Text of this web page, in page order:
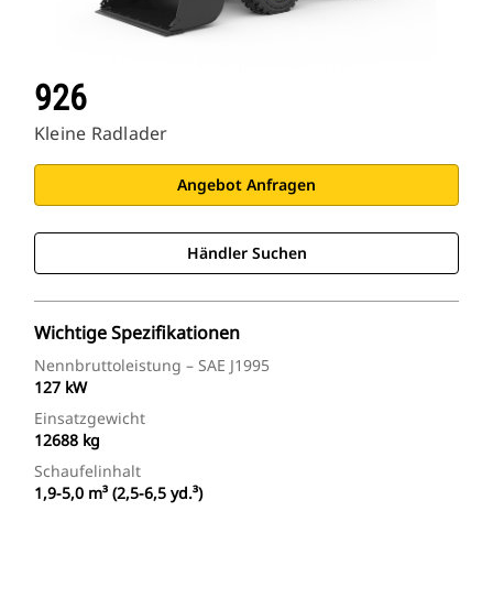
926
Kleine Radlader
Angebot Anfragen
Händler Suchen
Wichtige Spezifikationen
Nennbruttoleistung – SAE J1995
127 kW
Einsatzgewicht
12688 kg
Schaufelinhalt
1,9-5,0 m³ (2,5-6,5 yd.³)